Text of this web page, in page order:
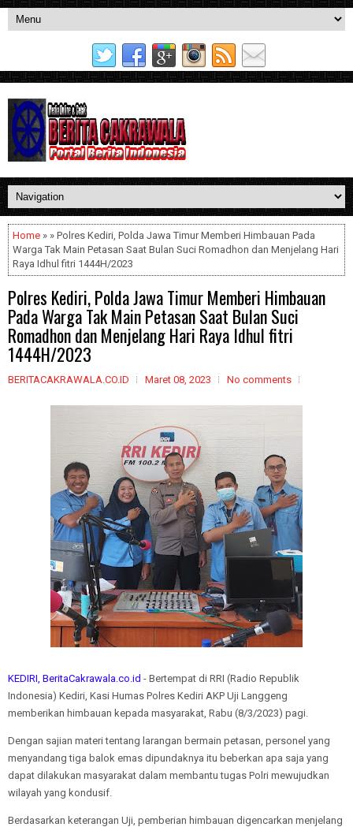
Home » » Polres Kediri, Polda Jawa Timur Memberi Himbauan Pada
Warga Tak Main Petasan Saat Bulan Suci Romadhon dan Menjelang Hari
Raya Idhul fitri 1444H/2023
Polres Kediri, Polda Jawa Timur Memberi Himbauan
Pada Warga Tak Main Petasan Saat Bulan Suci
Romadhon dan Menjelang Hari Raya Idhul fitri
1444H/2023
BERITACAKRAWALA.CO.ID Maret 08, 2023 No comments
KEDIRI, BeritaCakrawala.co.id - Bertempat di RRI (Radio Republik
Indonesia) Kediri, Kasi Humas Polres Kediri AKP Uji Langgeng
memberikan himbauan kepada masyarakat, Rabu (8/3/2023) pagi.
Dengan sajian materi tentang larangan bermain petasan, personel yang
menyandang tiga balok emas dipundaknya itu beberkan apa saja yang
dapat dilakukan masyarakat dalam membantu tugas Polri mewujudkan
wilayah yang kondusif.
Berdasarkan keterangan Uji, pemberian himbauan digencarkan menjelang